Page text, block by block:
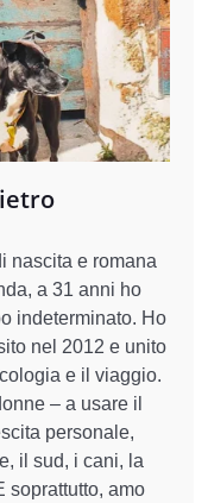
nascita e romana
a 31 anni ho
indeterminato. Ho
nel 2012 e unito
e il viaggio.
– a usare il
personale,
il sud, i cani, la
soprattutto, amo